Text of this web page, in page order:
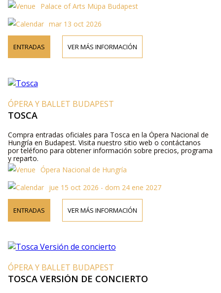
Palace of Arts Müpa Budapest
mar 13 oct 2026
ENTRADAS VER MÁS INFORMACIÓN
ÓPERA Y BALLET BUDAPEST
TOSCA
Compra entradas oficiales para Tosca en la Ópera Nacional de
Hungría en Budapest. Visita nuestro sitio web o contáctanos
por teléfono para obtener información sobre precios, programa
y reparto.
Ópera Nacional de Hungría
jue 15 oct 2026 - dom 24 ene 2027
ENTRADAS VER MÁS INFORMACIÓN
ÓPERA Y BALLET BUDAPEST
TOSCA VERSIÓN DE CONCIERTO